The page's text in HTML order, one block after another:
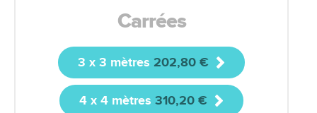
Carrées
3 x 3 mètres 202,80 €
4 x 4 mètres 310,20 €